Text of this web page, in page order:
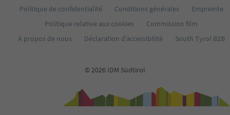
Politique de confidentialité
Conditions générales
Empreinte
Politique relative aux cookies
Commission film
À propos de nous
Déclaration d’accessibilité South Tyrol B2B
© 2026 IDM Südtirol